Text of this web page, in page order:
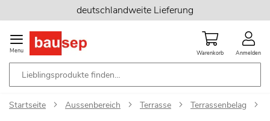
Inhalt
springen
deutschlandweite Lieferung
Menu Warenkorb Anmelden
Startseite Aussenbereich Terrasse Terrassenbelag